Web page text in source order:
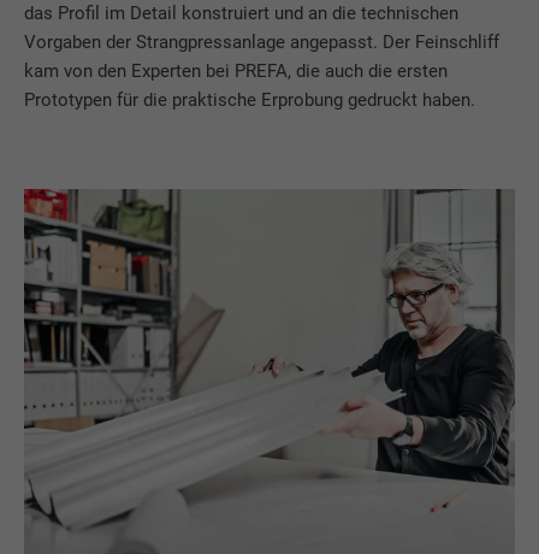
das Profil im Detail konstruiert und an die technischen
Vorgaben der Strangpressanlage angepasst. Der Feinschliff
kam von den Experten bei PREFA, die auch die ersten
Prototypen für die praktische Erprobung gedruckt haben.